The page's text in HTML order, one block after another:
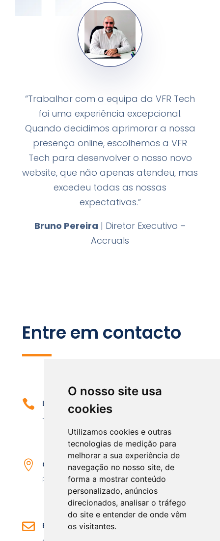
O nosso site usa
cookies
Utilizamos cookies e outras
tecnologias de medição para
melhorar a sua experiência de
navegação no nosso site, de
forma a mostrar conteúdo
personalizado, anúncios
direcionados, analisar o tráfego
do site e entender de onde vêm
os visitantes.
“Trabalhar com a equipa da VFR Tech
foi uma experiência excepcional.
Quando decidimos aprimorar a nossa
presença online, escolhemos a VFR
Tech para desenvolver o nosso novo
website, que não apenas atendeu, mas
excedeu todas as nossas
expectativas.”
Bruno Pereira | Diretor Executivo –
Accruals
Entre em contacto
 Ligue-nos
+ 351 911 140 528
 Onde estamos
R. Estado da Índia 29, 2685-146 Sacavém
 E-mail